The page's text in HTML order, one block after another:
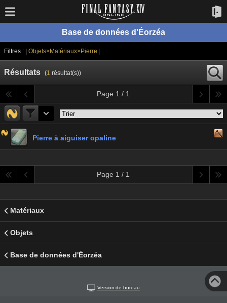
Base de données d'Éorzéa
Filtres : | Objets>Matériaux>Pierre
Résultats (1 résultat(s))
Page 1 / 1
Pierre à aiguiser opaline
Page 1 / 1
Matériaux
Objets
Base de données d'Éorzéa
Version de bureau